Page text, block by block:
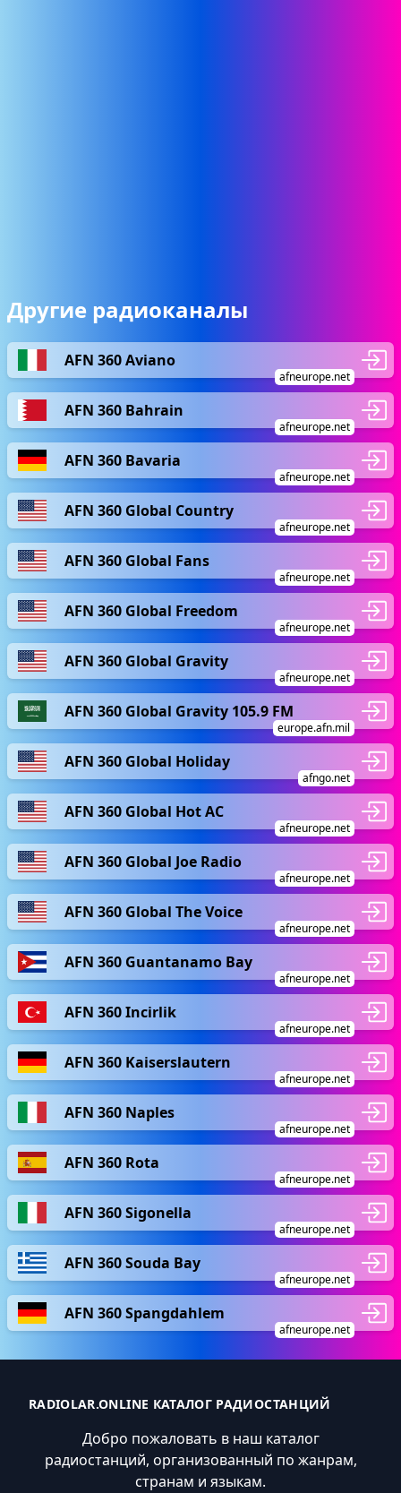
Другие радиоканалы
AFN 360 Aviano
afneurope.net
AFN 360 Bahrain
afneurope.net
AFN 360 Bavaria
afneurope.net
AFN 360 Global Country
afneurope.net
AFN 360 Global Fans
afneurope.net
AFN 360 Global Freedom
afneurope.net
AFN 360 Global Gravity
afneurope.net
AFN 360 Global Gravity 105.9 FM
europe.afn.mil
AFN 360 Global Holiday
afngo.net
AFN 360 Global Hot AC
afneurope.net
AFN 360 Global Joe Radio
afneurope.net
AFN 360 Global The Voice
afneurope.net
AFN 360 Guantanamo Bay
afneurope.net
AFN 360 Incirlik
afneurope.net
AFN 360 Kaiserslautern
afneurope.net
AFN 360 Naples
afneurope.net
AFN 360 Rota
afneurope.net
AFN 360 Sigonella
afneurope.net
AFN 360 Souda Bay
afneurope.net
AFN 360 Spangdahlem
afneurope.net
RADIOLAR.ONLINE КАТАЛОГ РАДИОСТАНЦИЙ
Добро пожаловать в наш каталог
радиостанций, организованный по жанрам,
странам и языкам.